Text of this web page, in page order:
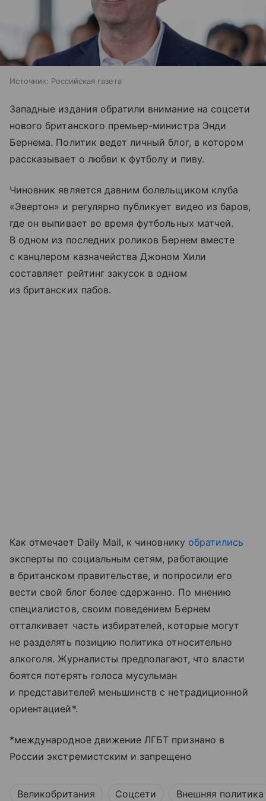
Источник: Российская газета
Западные издания обратили внимание на соцсети
нового британского премьер-министра Энди
Бернема. Политик ведет личный блог, в котором
рассказывает о любви к футболу и пиву.
Чиновник является давним болельщиком клуба
«Эвертон» и регулярно публикует видео из баров,
где он выпивает во время футбольных матчей.
В одном из последних роликов Бернем вместе
с канцлером казначейства Джоном Хили
составляет рейтинг закусок в одном
из британских пабов.
Как отмечает Daily Mail, к чиновнику обратились
эксперты по социальным сетям, работающие
в британском правительстве, и попросили его
вести свой блог более сдержанно. По мнению
специалистов, своим поведением Бернем
отталкивает часть избирателей, которые могут
не разделять позицию политика относительно
алкоголя. Журналисты предполагают, что власти
боятся потерять голоса мусульман
и представителей меньшинств с нетрадиционной
ориентацией*.
*международное движение ЛГБТ признано в
России экстремистским и запрещено
Великобритания Соцсети Внешняя политика